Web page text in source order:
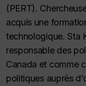
(PERT).
acquis une
technologique. Sta
responsable des
Canada et comme
politiques auprès